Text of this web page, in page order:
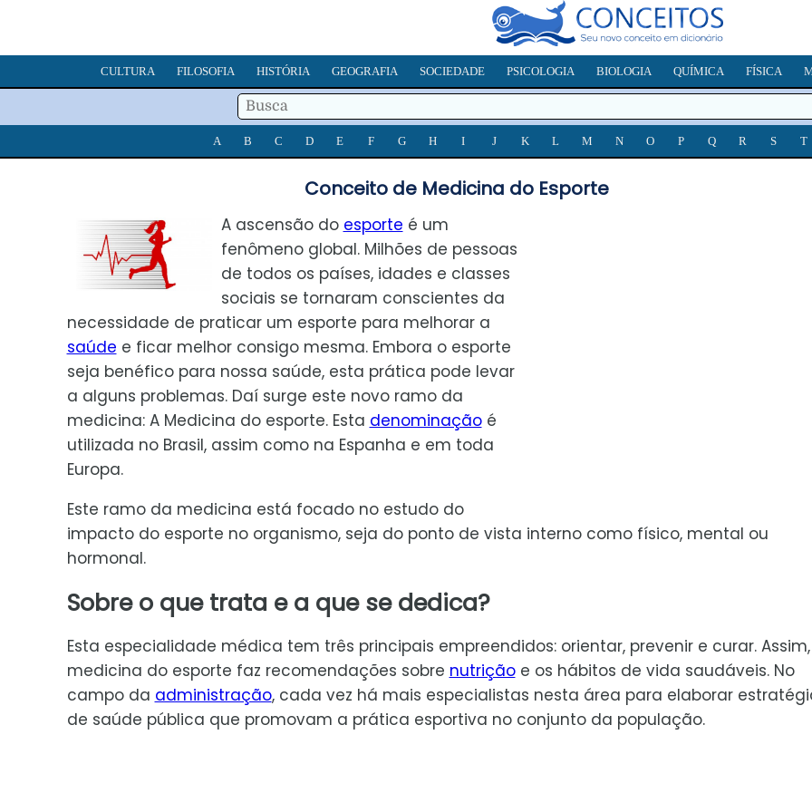
CULTURA FILOSOFIA HISTÓRIA GEOGRAFIA SOCIEDADE PSICOLOGIA BIOLOGIA QUÍMICA FÍSICA
A B C D E F G H I J K L M N O P Q R S T
Conceito de Medicina do Esporte
A ascensão do esporte é um
fenômeno global. Milhões de pessoas
de todos os países, idades e classes
sociais se tornaram conscientes da
necessidade de praticar um esporte para melhorar a
saúde e ficar melhor consigo mesma. Embora o esporte
seja benéfico para nossa saúde, esta prática pode levar
a alguns problemas. Daí surge este novo ramo da
medicina: A Medicina do esporte. Esta denominaçãoé
utilizada no Brasil, assim como na Espanha e em toda
Europa.
Este ramo da medicina está focado no estudo do
impacto do esporte no organismo, seja do ponto de vista interno como físico, mental ou
hormonal.
Sobre o que trata e a que se dedica?
Esta especialidade médica tem três principais empreendidos: orientar, prevenir e curar.
medicina do esporte faz recomendações sobre nutriçãoe os hábitos de vida saudáveis. No
campo da administração, cada vez há mais especialistas nesta área para elaborar
de saúde pública que promovam a prática esportiva no conjunto da população.